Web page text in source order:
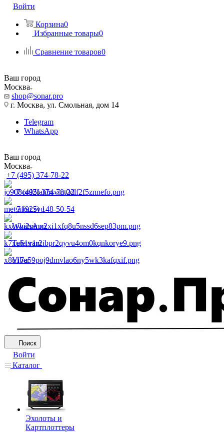
Войти
Корзина0
Избранные товары0
Сравнение товаров0
Ваш город
Москва
shop@sonar.pro
г. Москва, ул. Смольная, дом 14
Telegram
WhatsApp
Ваш город
Москва
+7 (495) 374-78-22
+7 (495) 374-78-22
+7 (925) 148-50-54
WhatsApp
Telegram
Viber
Поиск
Войти
Каталог
Эхолоты и
Картплоттеры